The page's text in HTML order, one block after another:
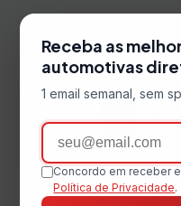
Buscar
Receba as
automotivas
1 email semanal, sem
Email
Concordo em receber
Política de Privacidade.